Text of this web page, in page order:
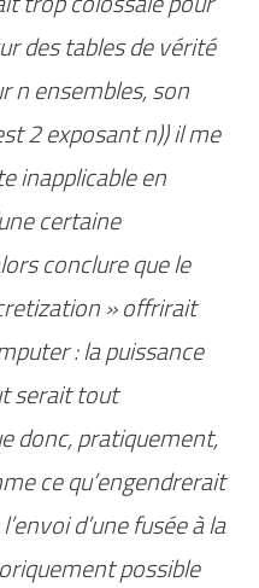
des tables de vérité
nensembles, son
2 exposantn)) il me
inapplicable en
certaine
conclure que le
» offrirait
: la puissance
serait tout
donc,pratiquement,
ce qu’engendrerait
d’une fusée à la
possible